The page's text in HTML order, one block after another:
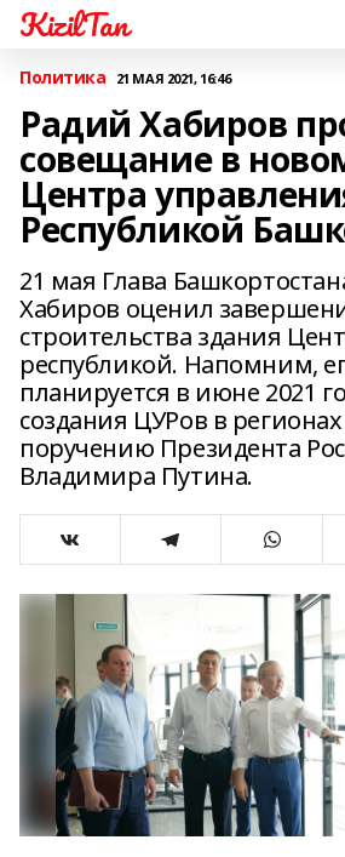
KizilTan
Политика 21 МАЯ 2021, 16:46
Радий Хабиров
совещание в
Центра
Республикой
21 мая Глава
Хабиров оценил
строительства здания
республикой. Напомним,
планируется в июне 2021
создания ЦУРов в
поручению Президента
Владимира Путина.